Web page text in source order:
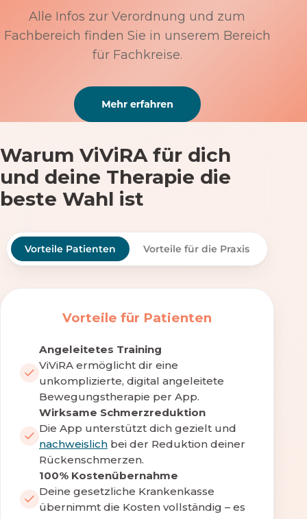
Alle Infos zur Verordnung und zum
Fachbereich finden Sie in unserem Bereich
für Fachkreise.
Warum ViViRA für dich
und deine Therapie die
beste Wahl ist
Vorteile Patienten Vorteile für die Praxis
Vorteile für Patienten
Angeleitetes Training
ViViRA ermöglicht dir eine
unkomplizierte, digital angeleitete
Bewegungstherapie per App.
Wirksame Schmerzreduktion
Die App unterstützt dich gezielt und
nachweislich bei der Reduktion deiner
Rückenschmerzen.
100% Kostenübernahme
Deine gesetzliche Krankenkasse
übernimmt die Kosten vollständig – es